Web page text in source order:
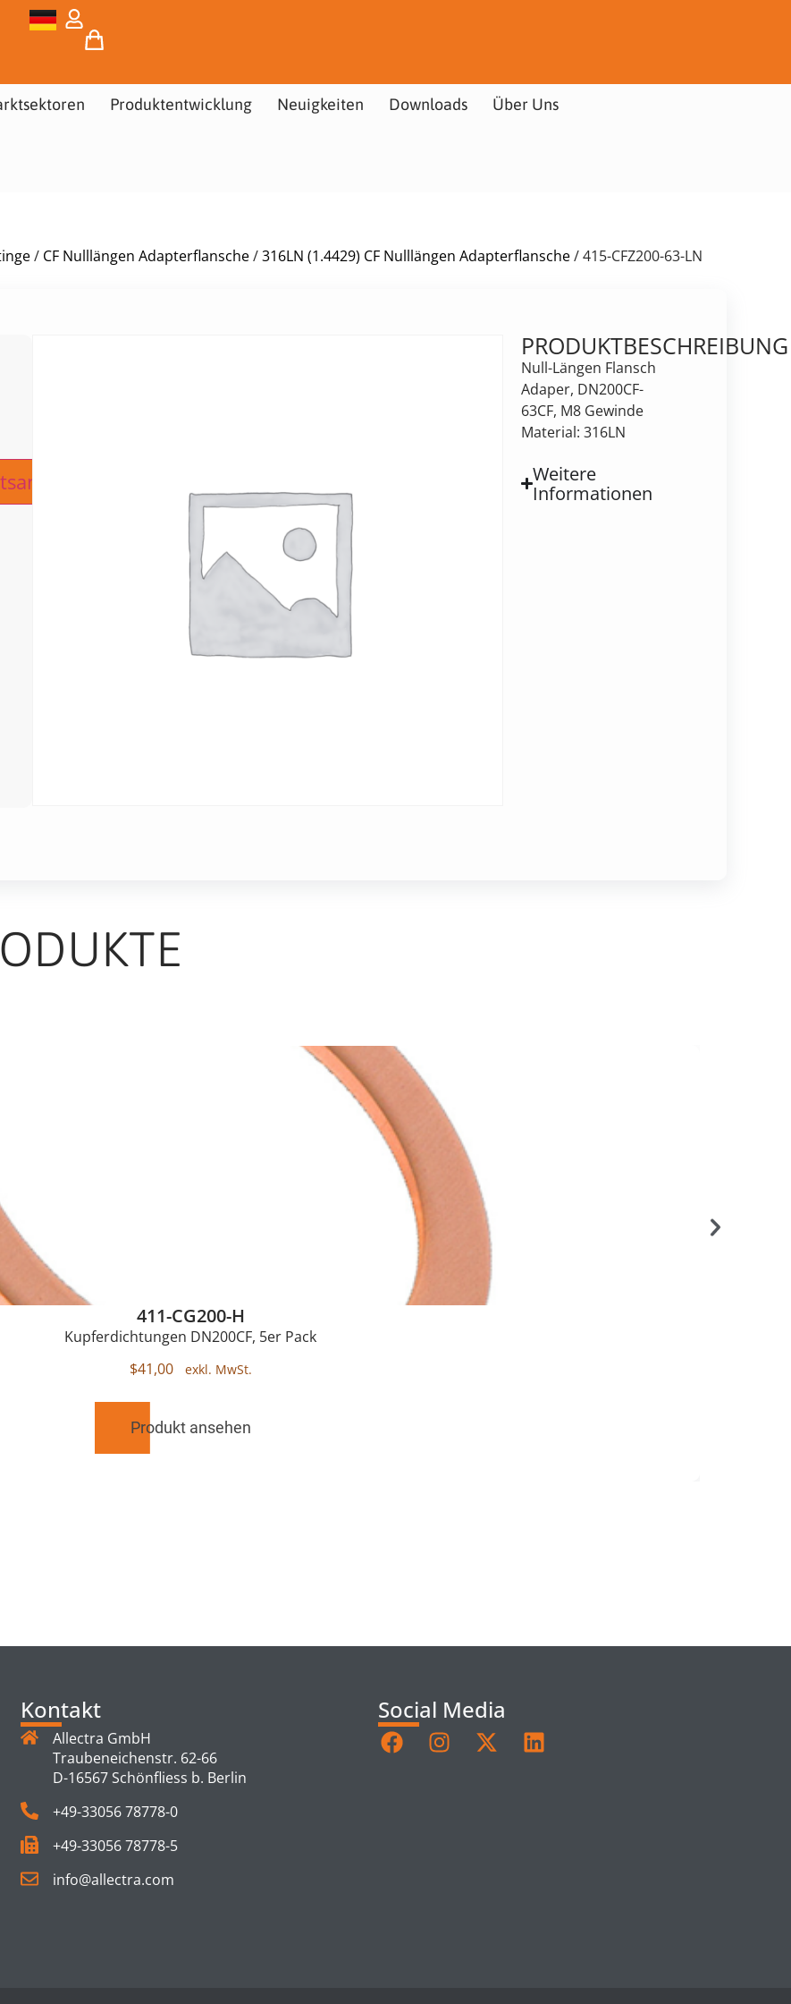
Produktentwicklung Neuigkeiten Downloads Über Uns
/ CF Nulllängen Adapterflansche/316LN (1.4429) CF Nulllängen Adapterflansche/ 415-CFZ200-63-LN
hinzufügen
PRODUKTBESCHREIBUNG
Null-Längen Flansch
Adaper, DN200CF-
63CF, M8 Gewinde
Material: 316LN
Weitere
Informationen
411-CG200-H
Kupferdichtungen DN200CF, 5er Pack
$41,00
Produkt ansehen
Kontakt
Allectra GmbH
Traubeneichenstr. 62-66
D-16567 Schönfliess b. Berlin
+49-33056 78778-0
+49-33056 78778-5
info@allectra.com
Social Media